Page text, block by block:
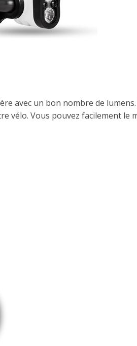
avec un bon nombre de
vélo. Vous pouvez facilement le